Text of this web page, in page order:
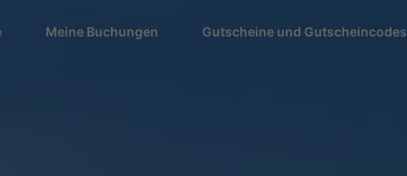
Meine Buchungen Gutscheine und Gutscheincodes